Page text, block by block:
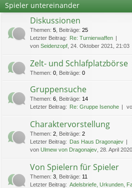
Spieler untereinander
Diskussionen
Themen: 5 Beiträge: 25
Letzter Beitrag: Re: Turnierwaffen
von Seidenzopf , 24. Oktober 2021, 21:03
Zelt- und Schlafplatzbörse
Themen: 0 Beiträge: 0
Gruppensuche
Themen: 6 Beiträge: 14
Letzter Beitrag: Re: Gruppe Isenohe
Charaktervorstellung
Themen: 2 Beiträge: 2
Letzter Beitrag: Das Haus Dragonajev
von Ulmew von Dragonajev , 28. April
Von Spielern für Spieler
Themen: 3 Beiträge: 11
Letzter Beitrag: Adelsbriefe, Urkunden,